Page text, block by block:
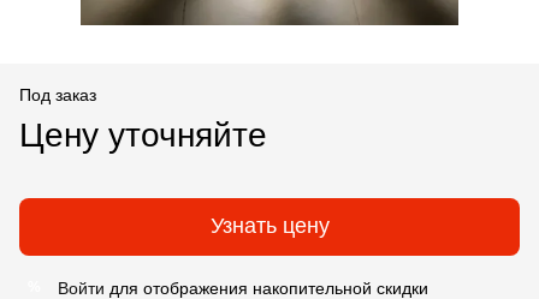
Под заказ
Цену уточняйте
Узнать цену
Войти для отображения накопительной скидки